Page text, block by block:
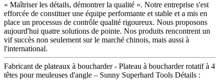
« Maîtriser les détails, démontrer la qualité ». Notre entreprise s'est
efforcée de constituer une équipe performante et stable et a mis en
place un processus de contrôle qualité rigoureux. Nous proposons
aujourd'hui quatre solutions de pointe. Nos produits rencontrent un
vif succès non seulement sur le marché chinois, mais aussi à
l'international.
Fabricant de plateaux à boucharder - Plateau à boucharder rotatif à 4
têtes pour meuleuses d'angle – Sunny Superhard Tools Détails :